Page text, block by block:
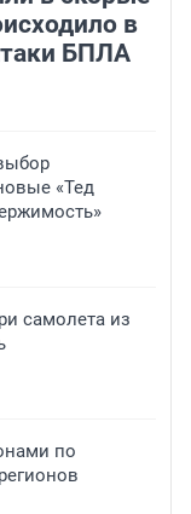
в
БПЛА
«Тед
самолета из
по